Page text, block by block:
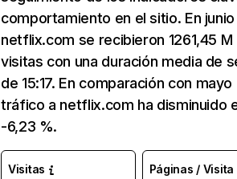
comportamiento en el sitio. En junio
netflix.com se recibieron 1261,45 M
visitas con una duración media de
de 15:17. En comparación con mayo
tráfico a netflix.com ha disminuido
-6,23 %.
Visitas Páginas / Visita